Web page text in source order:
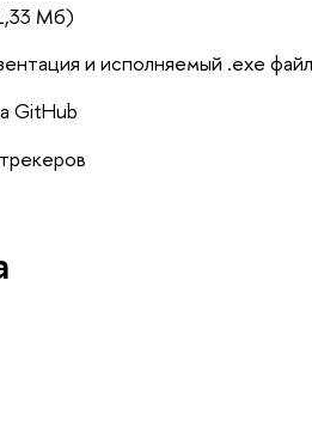
Мб)
и исполняемый .exe файл
GitHub